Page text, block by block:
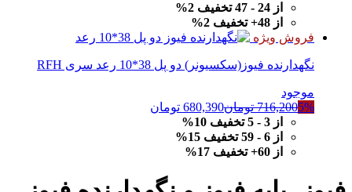
از 24 - 47 تخفیف 2%
از 48+ تخفیف 2%
فروش ویژه
نگهدارنده فیوز(سکسیونر) دو پل 38*10 رعد سری RFH
موجود
5%
716,200 تومان680,390 تومان
از 3 - 5 تخفیف 10%
از 6 - 59 تخفیف 15%
از 60+ تخفیف 17%